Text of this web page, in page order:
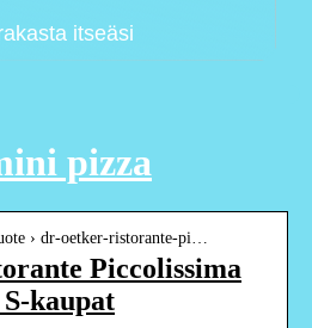
itseäsi
pizza
› dr-oetker-ristorante-pi…
Piccolissima
kaupat